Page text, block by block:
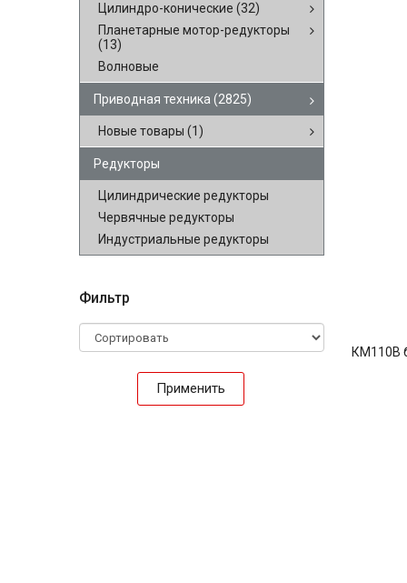
Цилиндро-конические (32)
Планетарные мотор-редукторы
(13)
Волновые
Приводная техника (2825)
Новые товары (1)
Редукторы
Цилиндрические редукторы
Червячные редукторы
Индустриальные редукторы
Фильтр
Применить
КМ110В